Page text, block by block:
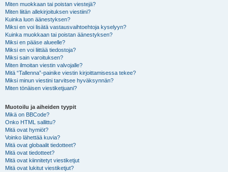
Miten muokkaan tai poistan viestejä?
Miten liitän allekirjoituksen viestiini?
Kuinka luon äänestyksen?
Miksi en voi lisätä vastausvaihtoehtoja kyselyyn?
Kuinka muokkaan tai poistan äänestyksen?
Miksi en pääse alueelle?
Miksi en voi liittää tiedostoja?
Miksi sain varoituksen?
Miten ilmoitan viestin valvojalle?
Mitä “Tallenna”-painike viestin kirjoittamisessa tekee?
Miksi minun viestini tarvitsee hyväksynnän?
Miten tönäisen viestiketjuani?
Muotoilu ja aiheiden tyypit
Mikä on BBCode?
Onko HTML sallittu?
Mitä ovat hymiöt?
Voinko lähettää kuvia?
Mitä ovat globaalit tiedotteet?
Mitä ovat tiedotteet?
Mitä ovat kiinnitetyt viestiketjut
Mitä ovat lukitut viestiketjut?